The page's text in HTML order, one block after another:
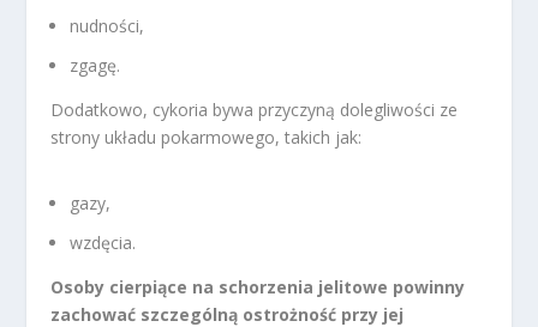
nudności,
zgagę.
Dodatkowo, cykoria bywa przyczyną dolegliwości ze
strony układu pokarmowego, takich jak:
gazy,
wzdęcia.
Osoby cierpiące na schorzenia jelitowe powinny
zachować szczególną ostrożność przy jej